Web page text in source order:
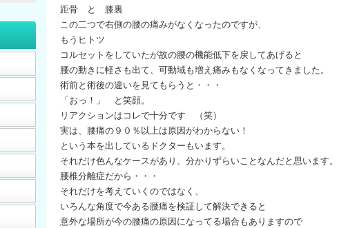
距骨 と 膝裏
この二つで右側の腰の痛みがなくなったのですが、
もうヒトツ
コルセットをしていたが故の腰の機能低下を戻してあげると
腰の動きに軽さも出て、可動域も増え痛みもなくなってきました。
術前と術後の違いを見てもらうと・・・
「おっ！」 と笑顔。
リアクションはコレで十分です （笑）
実は、腰痛の９０％以上は原因がわからない！
という本を出しているドクターもいます。
それだけ色んなケースがあり、分かりずらいことなんだと思います。
腰椎分離症だから・・・
それだけを考えていくのではなく、
いろんな角度で今ある腰痛を検証して解決できると
意外な場所が今の腰痛の原因になってる場合もありますので